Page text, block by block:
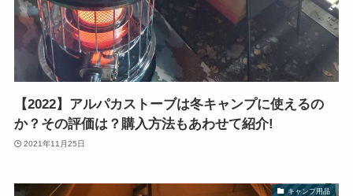
【2022】アルパカストーブは冬キャンプに使えるの
か？その評価は？購入方法もあわせて紹介!
2021年11月25日
キャンプ用品